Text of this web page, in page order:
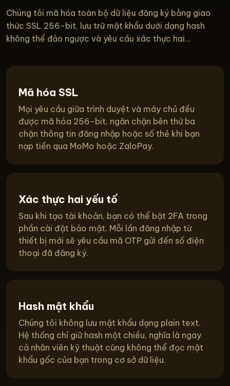
Chúng tôi mã hóa toàn bộ dữ liệu đăng ký bằng giao
thức SSL 256-bit, lưu trữ mật khẩu dưới dạng hash
không thể đảo ngược và yêu cầu xác thực hai...
Mã hóa SSL
Mọi yêu cầu giữa trình duyệt và máy chủ đều
được mã hóa 256-bit, ngăn chặn bên thứ ba
chặn thông tin đăng nhập hoặc số thẻ khi bạn
nạp tiền qua MoMo hoặc ZaloPay.
Xác thực hai yếu tố
Sau khi tạo tài khoản, bạn có thể bật 2FA trong
phần cài đặt bảo mật. Mỗi lần đăng nhập từ
thiết bị mới sẽ yêu cầu mã OTP gửi đến số điện
thoại đã đăng ký.
Hash mật khẩu
Chúng tôi không lưu mật khẩu dạng plain text.
Hệ thống chỉ giữ hash một chiều, nghĩa là ngay
cả nhân viên kỹ thuật cũng không thể đọc mật
khẩu gốc của bạn trong cơ sở dữ liệu.